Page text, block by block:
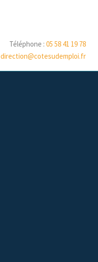
Téléphone : 05 58 41 19 78
direction@cotesudemploi.fr